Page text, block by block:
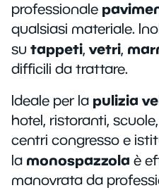
professionale
qualsiasi materiale.
su tappeti,vetri,
difficili da trattare.
Ideale per la pulizia
hotel, ristoranti,
centri congresso e
la monospazzola è
manovrata da